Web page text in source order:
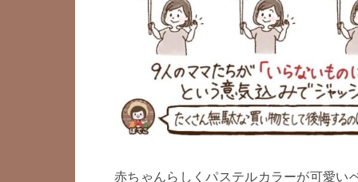
赤ちゃんらしくパステルカラーが可愛い